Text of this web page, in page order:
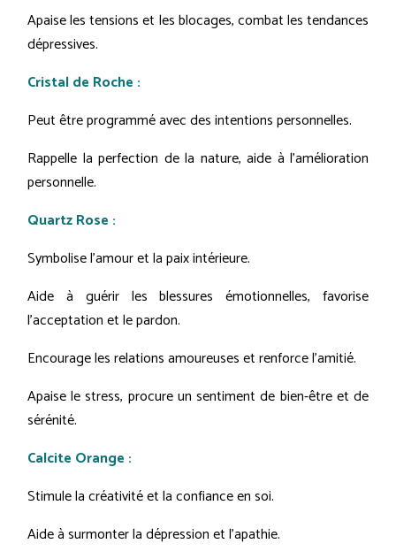
Apaise les tensions et les blocages, combat les tendances
dépressives.
Cristal de Roche :
Peut être programmé avec des intentions personnelles.
Rappelle la perfection de la nature, aide à l'amélioration
personnelle.
Quartz Rose :
Symbolise l'amour et la paix intérieure.
Aide à guérir les blessures émotionnelles, favorise
l'acceptation et le pardon.
Encourage les relations amoureuses et renforce l'amitié.
Apaise le stress, procure un sentiment de bien-être et de
sérénité.
Calcite Orange :
Stimule la créativité et la confiance en soi.
Aide à surmonter la dépression et l'apathie.